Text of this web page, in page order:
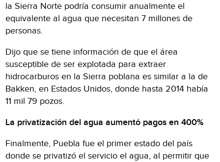
la Sierra Norte podría consumir anualmente el
equivalente al agua que necesitan 7 millones de
personas.
Dijo que se tiene información de que el área
susceptible de ser explotada para extraer
hidrocarburos en la Sierra poblana es similar a la de
Bakken, en Estados Unidos, donde hasta 2014 había
11 mil 79 pozos.
La privatización del agua aumentó pagos en 400%
Finalmente, Puebla fue el primer estado del país
donde se privatizó el servicio el agua, al permitir que